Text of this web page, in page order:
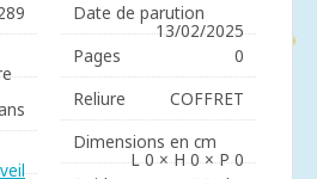
Date de parution
13/02/2025
Pages
0
Reliure
COFFRET
Dimensions en cm
L 0 × H 0 × P 0